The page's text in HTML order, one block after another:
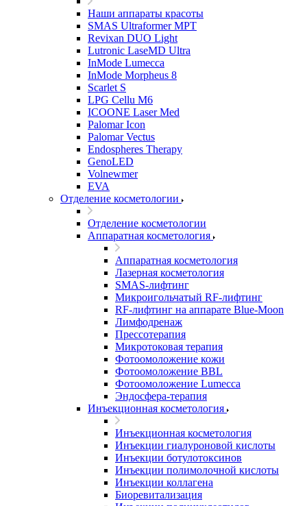
Наши аппараты красоты
SMAS Ultraformer MPT
Revixan DUO Light
Lutronic LaseMD Ultra
InMode Lumecca
InMode Morpheus 8
Scarlet S
LPG Cellu M6
ICOONE Laser Med
Palomar Icon
Palomar Vectus
Endospheres Therapy
GenoLED
Volnewmer
EVA
Отделение косметологии
Отделение косметологии
Аппаратная косметология
Аппаратная косметология
Лазерная косметология
SMAS-лифтинг
Микроигольчатый RF-лифтинг
RF-лифтинг на аппарате Blue-Moon
Лимфодренаж
Прессотерапия
Микротоковая терапия
Фотоомоложение кожи
Фотоомоложение BBL
Фотоомоложение Lumecca
Эндосфера-терапия
Инъекционная косметология
Инъекционная косметология
Инъекции гиалуроновой кислоты
Инъекции ботулотоксинов
Инъекции полимолочной кислоты
Инъекции коллагена
Биоревитализация